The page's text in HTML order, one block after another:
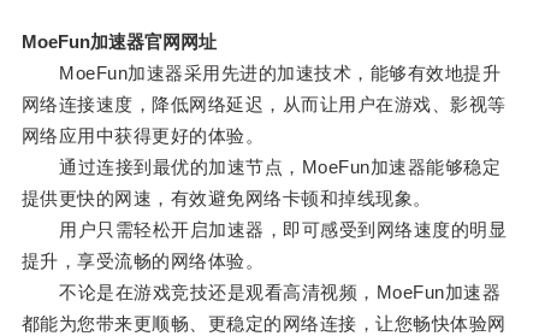
MoeFun加速器官网网址
MoeFun加速器采用先进的加速技术，能够有效地提升
网络连接速度，降低网络延迟，从而让用户在游戏、影视等
网络应用中获得更好的体验。
通过连接到最优的加速节点，MoeFun加速器能够稳定
提供更快的网速，有效避免网络卡顿和掉线现象。
用户只需轻松开启加速器，即可感受到网络速度的明显
提升，享受流畅的网络体验。
不论是在游戏竞技还是观看高清视频，MoeFun加速器
都能为您带来更顺畅、更稳定的网络连接，让您畅快体验网